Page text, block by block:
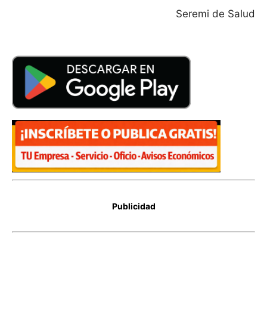
Seremi de Salud
Publicidad